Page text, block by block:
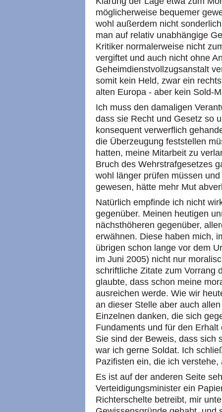
möglicherweise bequemer
wohl außerdem nicht
man auf relativ unabhängige
Kritiker normalerweise nicht
vergiftet und auch nicht ohne
Geheimdienstvollzugsanstalt
somit kein Held, zwar ein
alten Europa - aber kein Sold-
Ich muss den damaligen
dass sie Recht und Gesetz so
konsequent verwerflich
die Überzeugung feststellen
hatten, meine Mitarbeit zu
Bruch des Wehrstrafgesetzes
wohl länger prüfen müssen
gewesen, hätte mehr Mut
Natürlich empfinde ich nicht
gegenüber. Meinen heutigen
nächsthöheren gegenüber,
erwähnen. Diese haben mich,
übrigen schon lange vor dem
im Juni 2005) nicht nur
schriftliche Zitate zum Vorrang
glaubte, dass schon meine
ausreichen werde. Wie wir
an dieser Stelle aber auch
Einzelnen danken, die sich
Fundaments und für den
Sie sind der Beweis, dass sich
war ich gerne Soldat. Ich
Pazifisten ein, die ich
Es ist auf der anderen Seite
Verteidigungsminister ein
Richterschelte betreibt, mir